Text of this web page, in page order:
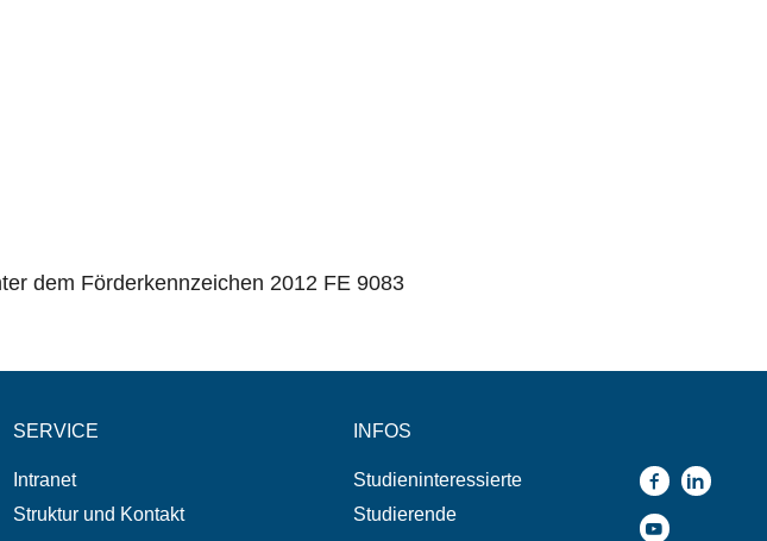
dem Förderkennzeichen 2012 FE 9083
SERVICE
Intranet
Struktur und Kontakt
INFOS
Studieninteressierte
Studierende